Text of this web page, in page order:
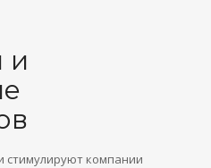
и
компании